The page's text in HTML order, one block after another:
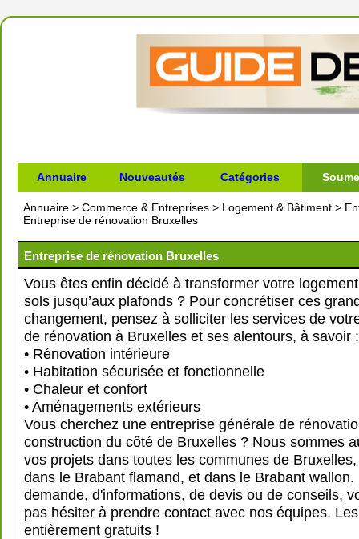
Annuaire Nouveautés Catégories
Annuaire > Commerce & Entreprises > Logement & Bâtiment >
Entreprise de rénovation Bruxelles
Entreprise de rénovation Bruxelles
Vous êtes enfin décidé à transformer votre
sols jusqu’aux plafonds ? Pour concrétiser ces
changement, pensez à solliciter les services de
de rénovation à Bruxelles et ses alentours, à savoir :
• Rénovation intérieure
• Habitation sécurisée et fonctionnelle
• Chaleur et confort
• Aménagements extérieurs
Vous cherchez une entreprise générale de
construction du côté de Bruxelles ? Nous sommes
vos projets dans toutes les communes de
dans le Brabant flamand, et dans le Brabant wallon.
demande, d'informations, de devis ou de conseils,
pas hésiter à prendre contact avec nos équipes.
entièrement gratuits !